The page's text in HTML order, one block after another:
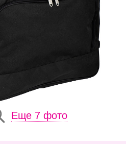
Еще 7 фото